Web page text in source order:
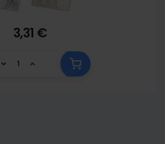
3,31 €